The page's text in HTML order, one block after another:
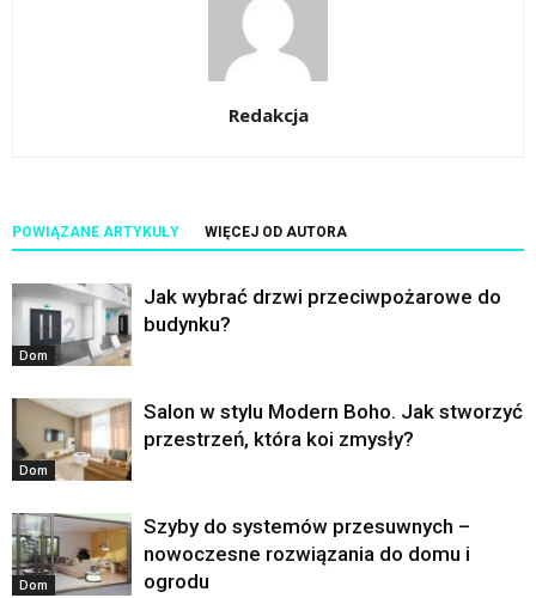
Redakcja
POWIĄZANE ARTYKUŁY WIĘCEJ OD AUTORA
Dom
Jak wybrać drzwi przeciwpożarowe do
budynku?
Dom
Salon w stylu Modern Boho. Jak stworzyć
przestrzeń, która koi zmysły?
Dom
Szyby do systemów przesuwnych –
nowoczesne rozwiązania do domu i
ogrodu